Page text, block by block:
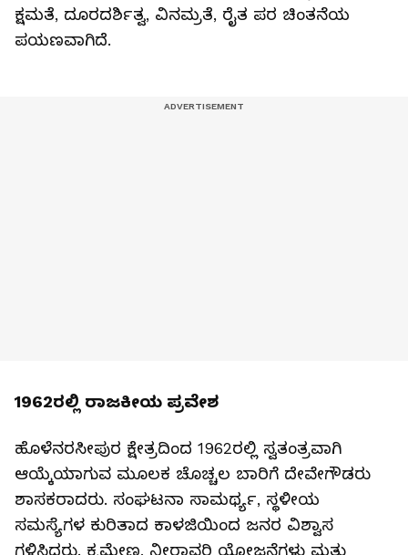
ಕ್ಷಮತೆ, ದೂರದರ್ಶಿತ್ವ, ವಿನಮ್ರತೆ, ರೈತ ಪರ ಚಿಂತನೆಯ
ಪಯಣವಾಗಿದೆ.
1962ರಲ್ಲಿ ರಾಜಕೀಯ ಪ್ರವೇಶ
ಹೊಳೆನರಸೀಪುರ ಕ್ಷೇತ್ರದಿಂದ 1962ರಲ್ಲಿ ಸ್ವತಂತ್ರವಾಗಿ
ಆಯ್ಕೆಯಾಗುವ ಮೂಲಕ ಚೊಚ್ಚಲ ಬಾರಿಗೆ ದೇವೇಗೌಡರು
ಶಾಸಕರಾದರು. ಸಂಘಟನಾ ಸಾಮರ್ಥ್ಯ, ಸ್ಥಳೀಯ
ಸಮಸ್ಯೆಗಳ ಕುರಿತಾದ ಕಾಳಜಿಯಿಂದ ಜನರ ವಿಶ್ವಾಸ
ಗಳಿಸಿದರು. ಕ್ರಮೇಣ, ನೀರಾವರಿ ಯೋಜನೆಗಳು ಮತ್ತು